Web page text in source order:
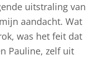
uitstraling van
aandacht. Wat
was het feit dat
Pauline, zelf uit